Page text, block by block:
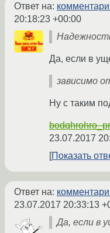
Ответ на:
20:18:23 +00:00
Да, если в
зависимо
Ну с таким
23.07.2017
Показать
Ответ на:
23.07.2017 20:33:13
Да, если в